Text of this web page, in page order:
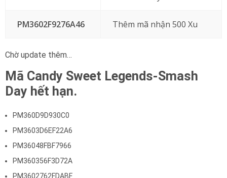
PM3602F9276A46 Thêm mã nhận 500 Xu
Chờ update thêm…
Mã Candy Sweet Legends-Smash
Day hết hạn.
PM360D9D930C0
PM3603D6EF22A6
PM36048FBF7966
PM360356F3D72A
PM3602762FDABF